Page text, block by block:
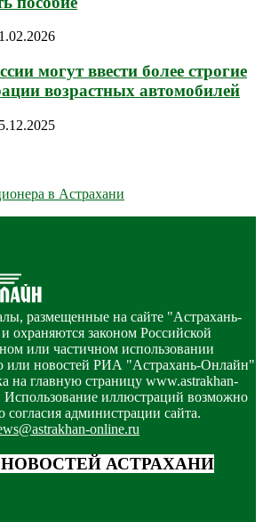
могут ввести более строгие
возрастных автомобилей
в Астрахани
размещенные на сайте "Астрахань-
законом Российской
или частичном использовании
или новостей РИА "Астрахань-Онлайн"
на главную страницу www.astrakhan-
Использование иллюстраций возможно
согласия администрации сайта.
online.ru
АСТРАХАНИ